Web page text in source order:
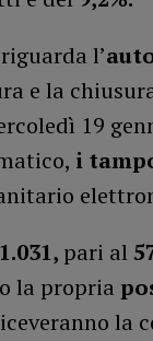
l’
e la
19
i
pari al
la propria
la